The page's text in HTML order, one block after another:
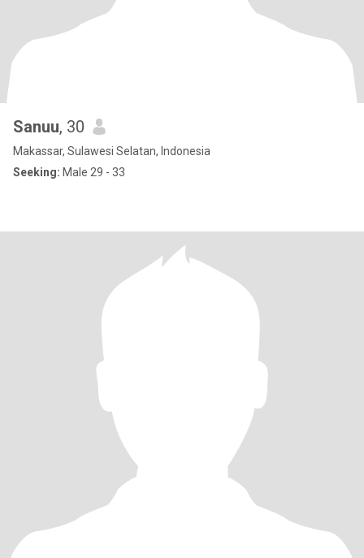
Sanuu, 30
Makassar, Sulawesi Selatan, Indonesia
Seeking: Male 29 - 33